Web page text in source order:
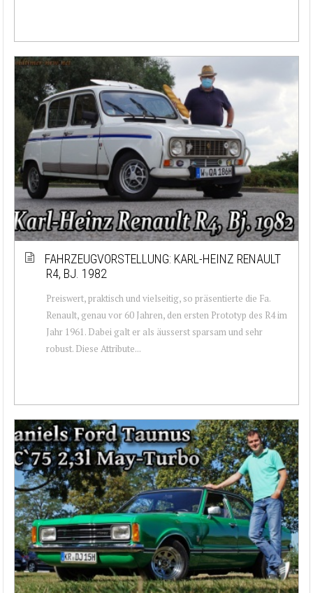
FAHRZEUGVORSTELLUNG: KARL-HEINZ RENAULT
R4, BJ. 1982
Preiswert, praktisch und vielseitig, so präsentierte die Fa.
Renault, genau vor 60 Jahren, den ersten Prototyp des R4 im
Jahr 1961. Dabei galt er als äusserst sparsam und sehr
robust. Diese Attribute...